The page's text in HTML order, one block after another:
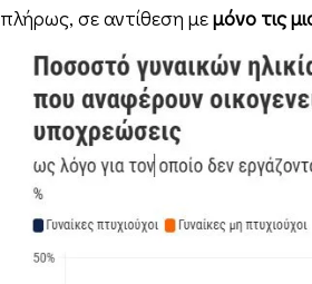
πλήρως, σε αντίθεση μεμόνο τις